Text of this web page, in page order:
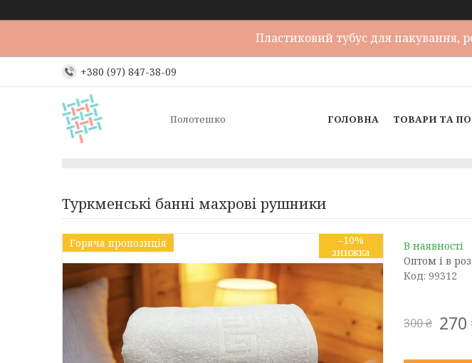
Пластиковий тубус для пакування,
+380 (97) 847-38-09
Полотешко ГОЛОВНА ТОВАРИ ТА
Туркменські банні махрові рушники
Горяча пропозиція –10%
В наявності
Оптом і в
Код: 99312
300 ₴ 270